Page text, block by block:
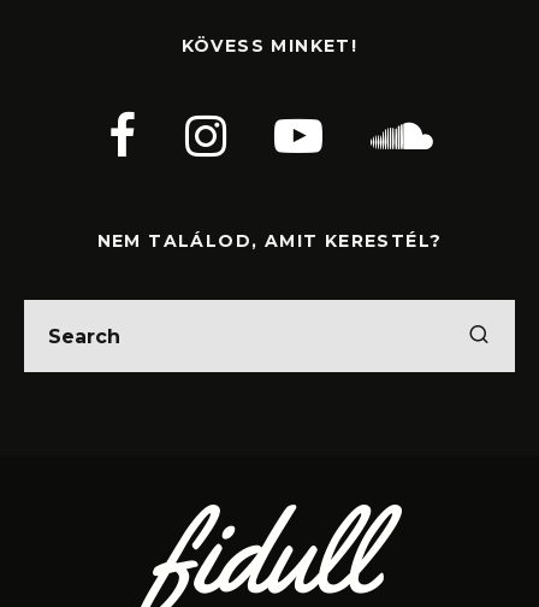
KÖVESS MINKET!
NEM TALÁLOD, AMIT KERESTÉL?